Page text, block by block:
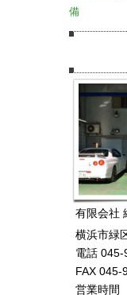
備
有限会社
横浜市緑
電話
FAX 045-
営業時